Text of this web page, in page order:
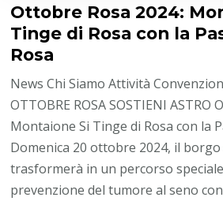
Ottobre Rosa 2024:
Tinge di Rosa con la
Rosa
News Chi Siamo Attività
OTTOBRE ROSA SOSTIENI ASTRO
Montaione Si Tinge di Rosa con la
Domenica 20 ottobre 2024, il
trasformerà in un percorso
prevenzione del tumore al seno